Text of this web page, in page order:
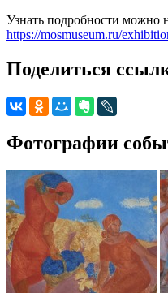
Узнать подробности можно
https://mosmuseum.ru/
Поделиться
Фотографии